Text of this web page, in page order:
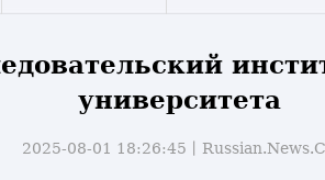
университета
2025-08-01 18:26:45丨